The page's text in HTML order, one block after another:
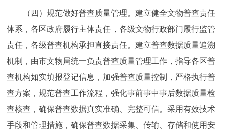
（四）规范做好普查质量管理。建立健全文物普查责任
体系，各区政府履行主体责任，各级文物行政部门履行监管
责任，各级普查机构承担直接责任。建立普查数据质量追溯
机制，由市文物局统一负责普查质量管理工作，指导各区普
查机构如实填报登记信息，加强普查质量控制，严格执行普
查方案，规范普查工作流程，强化事前事中事后数据质量检
查核查，确保普查数据真实准确、完整可信。采用有效技术
手段和管理措施，确保普查数据采集、传输、存储和使用安